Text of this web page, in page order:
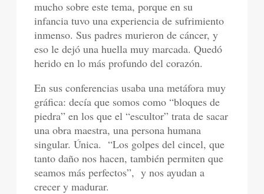
mucho sobre este tema, porque en su
infancia tuvo una experiencia de sufrimiento
inmenso. Sus padres murieron de cáncer, y
eso le dejó una huella muy marcada. Quedó
herido en lo más profundo del corazón.
En sus conferencias usaba una metáfora muy
gráfica: decía que somos como “bloques de
piedra” en los que el “escultor” trata de sacar
una obra maestra, una persona humana
singular. Única. “Los golpes del cincel, que
tanto daño nos hacen, también permiten que
seamos más perfectos”, y nos ayudan a
crecer y madurar.